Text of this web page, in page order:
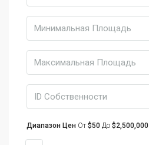
Диапазон Цен От$50 До $2,500,000